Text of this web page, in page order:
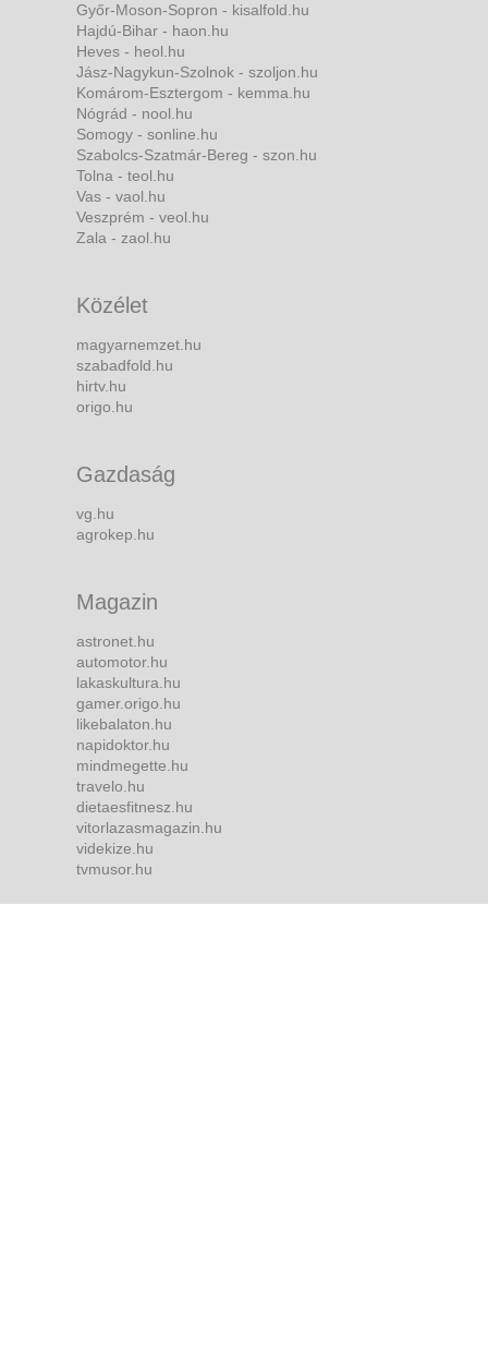
Győr-Moson-Sopron - kisalfold.hu
Hajdú-Bihar - haon.hu
Heves - heol.hu
Jász-Nagykun-Szolnok - szoljon.hu
Komárom-Esztergom - kemma.hu
Nógrád - nool.hu
Somogy - sonline.hu
Szabolcs-Szatmár-Bereg - szon.hu
Tolna - teol.hu
Vas - vaol.hu
Veszprém - veol.hu
Zala - zaol.hu
Közélet
magyarnemzet.hu
szabadfold.hu
hirtv.hu
origo.hu
Gazdaság
vg.hu
agrokep.hu
Magazin
astronet.hu
automotor.hu
lakaskultura.hu
gamer.origo.hu
likebalaton.hu
napidoktor.hu
mindmegette.hu
travelo.hu
dietaesfitnesz.hu
vitorlazasmagazin.hu
videkize.hu
tvmusor.hu